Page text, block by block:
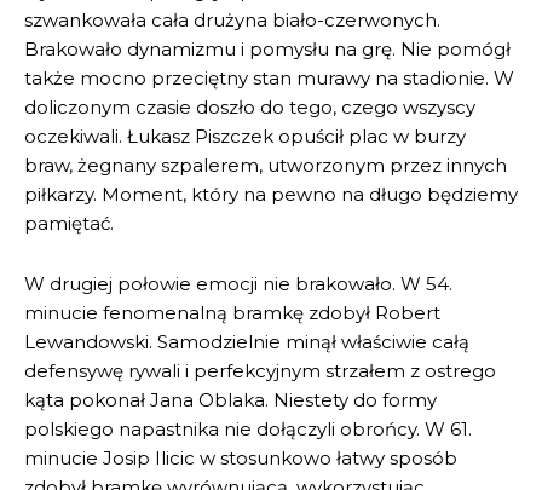
szwankowała cała drużyna biało-czerwonych.
Brakowało dynamizmu i pomysłu na grę. Nie pomógł
także mocno przeciętny stan murawy na stadionie. W
doliczonym czasie doszło do tego, czego wszyscy
oczekiwali. Łukasz Piszczek opuścił plac w burzy
braw, żegnany szpalerem, utworzonym przez innych
piłkarzy. Moment, który na pewno na długo będziemy
pamiętać.
W drugiej połowie emocji nie brakowało. W 54.
minucie fenomenalną bramkę zdobył Robert
Lewandowski. Samodzielnie minął właściwie całą
defensywę rywali i perfekcyjnym strzałem z ostrego
kąta pokonał Jana Oblaka. Niestety do formy
polskiego napastnika nie dołączyli obrońcy. W 61.
minucie Josip Ilicic w stosunkowo łatwy sposób